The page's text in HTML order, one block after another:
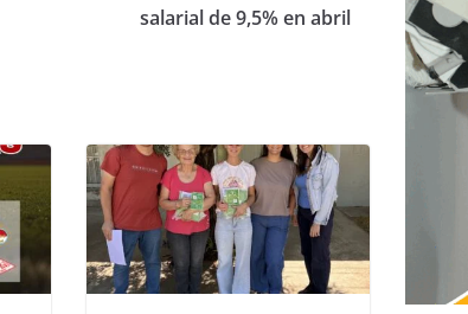
salarial de 9,5% en abril